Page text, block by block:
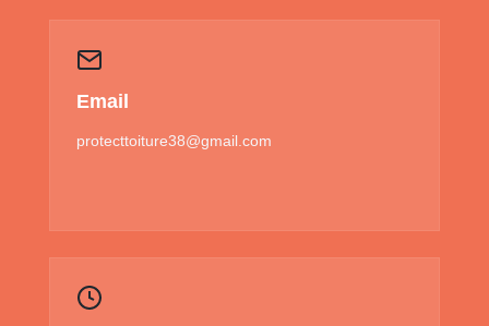
Email
protecttoiture38@gmail.com